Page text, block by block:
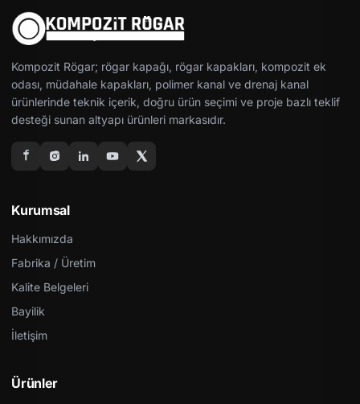
Kompozit Rögar; rögar kapağı, rögar kapakları, kompozit ek
odası, müdahale kapakları, polimer kanal ve drenaj kanal
ürünlerinde teknik içerik, doğru ürün seçimi ve proje bazlı teklif
desteği sunan altyapı ürünleri markasıdır.
Kurumsal
Hakkımızda
Fabrika / Üretim
Kalite Belgeleri
Bayilik
İletişim
Ürünler